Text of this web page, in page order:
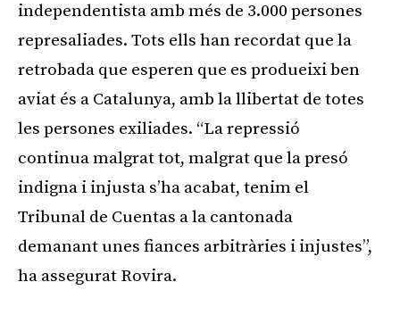
independentista amb més de 3.000 persones
represaliades. Tots ells han recordat que la
retrobada que esperen que es produeixi ben
aviat és a Catalunya, amb la llibertat de totes
les persones exiliades. “La repressió
continua malgrat tot, malgrat que la presó
indigna i injusta s’ha acabat, tenim el
Tribunal de Cuentas a la cantonada
demanant unes fiances arbitràries i injustes”,
ha assegurat Rovira.